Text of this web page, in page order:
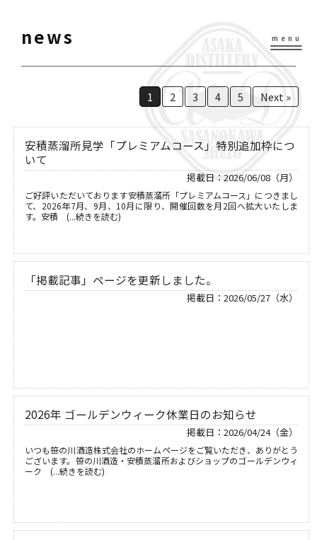
news
1 2 3 4 5 Next »
安積蒸溜所見学「プレミアムコース」特別追加枠につ
いて
掲載日：2026/06/08（月）
ご好評いただいております安積蒸溜所「プレミアムコース」につきまし
て、2026年7月、9月、10月に限り、開催回数を月2回へ拡大いたしま
す。安積 (...続きを読む)
「掲載記事」ページを更新しました。
掲載日：2026/05/27（水）
2026年 ゴールデンウィーク休業日のお知らせ
掲載日：2026/04/24（金）
いつも笹の川酒造株式会社のホームページをご覧いただき、ありがとう
ございます。笹の川酒造・安積蒸溜所およびショップのゴールデンウィ
ーク (...続きを読む)